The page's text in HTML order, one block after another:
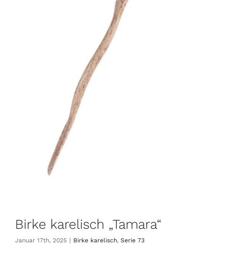
Birke karelisch „Tamara“
Januar 17th, 2025 | Birke karelisch, Serie 73